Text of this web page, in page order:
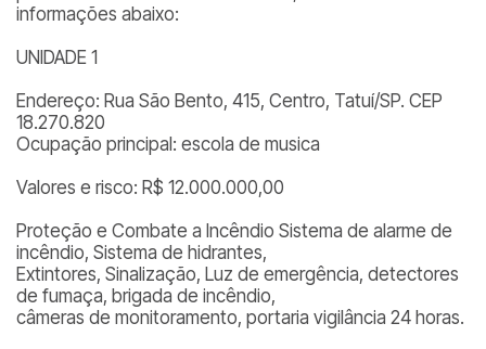
informações abaixo:
UNIDADE 1
Endereço: Rua São Bento, 415, Centro, Tatuí/SP. CEP
18.270.820
Ocupação principal: escola de musica
Valores e risco: R$ 12.000.000,00
Proteção e Combate a Incêndio Sistema de alarme de
incêndio, Sistema de hidrantes,
Extintores, Sinalização, Luz de emergência, detectores
de fumaça, brigada de incêndio,
câmeras de monitoramento, portaria vigilância 24 horas.